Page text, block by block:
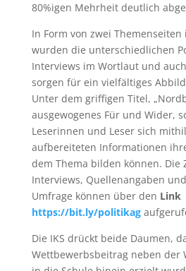
80%igen Mehrheit deutlich
In Form von zwei
wurden die unterschiedlichen
Interviews im Wortlaut und
sorgen für ein vielfältiges
Unter dem griffigen Titel,
ausgewogenes Für und Wider,
Leserinnen und Leser sich
aufbereiteten Informationen
dem Thema bilden können. Die
Interviews, Quellenangaben
Umfrage können über den Link
https://bit.ly/politikag
Die IKS drückt beide Daumen,
Wettbewerbsbeitrag neben der